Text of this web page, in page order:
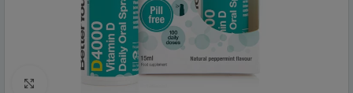
Click to enlarge